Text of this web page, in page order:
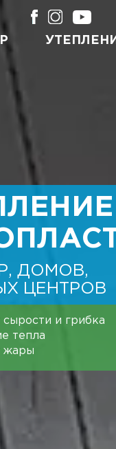
ДОМОВ,
ЦЕНТРОВ
и грибка
тепла
жары